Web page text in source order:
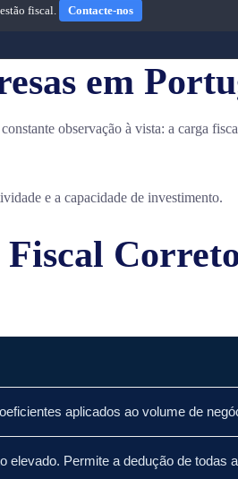
fiscal. Contacte-nos
em
observação à vista: a carga
e a capacidade de investimento.
Fiscal
aplicados ao volume de
elevado. Permite a dedução de todas